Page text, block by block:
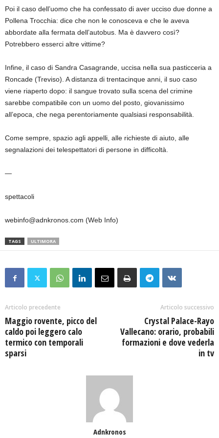
Poi il caso dell’uomo che ha confessato di aver ucciso due donne a
Pollena Trocchia: dice che non le conosceva e che le aveva
abbordate alla fermata dell’autobus. Ma è davvero così?
Potrebbero esserci altre vittime?
Infine, il caso di Sandra Casagrande, uccisa nella sua pasticceria a
Roncade (Treviso). A distanza di trentacinque anni, il suo caso
viene riaperto dopo: il sangue trovato sulla scena del crimine
sarebbe compatibile con un uomo del posto, giovanissimo
all’epoca, che nega perentoriamente qualsiasi responsabilità.
Come sempre, spazio agli appelli, alle richieste di aiuto, alle
segnalazioni dei telespettatori di persone in difficoltà.
—
spettacoli
webinfo@adnkronos.com (Web Info)
TAGS ULTIMORA
Articolo precedente
Maggio rovente, picco del
caldo poi leggero calo
termico con temporali
sparsi
Articolo successivo
Crystal Palace-Rayo
Vallecano: orario, probabili
formazioni e dove vederla
in tv
Adnkronos